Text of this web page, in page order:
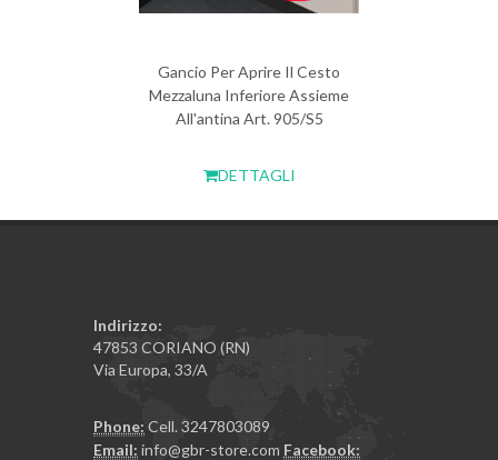
Gancio Per Aprire Il Cesto
Mezzaluna Inferiore Assieme
All'antina Art. 905/S5
DETTAGLI
Indirizzo:
47853 CORIANO (RN)
Via Europa, 33/A
Phone: Cell. 3247803089
Email: info@gbr-store.com Facebook: